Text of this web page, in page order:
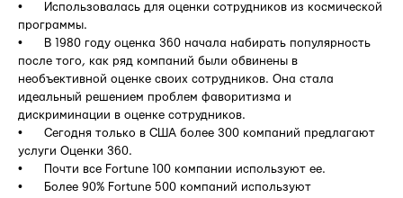
• Использовалась для оценки сотрудников из космической
программы.
• В 1980 году оценка 360 начала набирать популярность
после того, как ряд компаний были обвинены в
необъективной оценке своих сотрудников. Она стала
идеальный решением проблем фаворитизма и
дискриминации в оценке сотрудников.
• Сегодня только в США более 300 компаний предлагают
услуги Оценки 360.
• Почти все Fortune 100 компании используют ее.
• Более 90% Fortune 500 компаний используют